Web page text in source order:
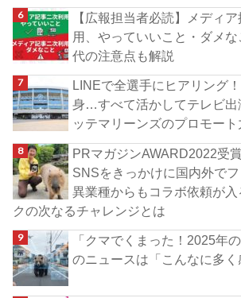
【広報担当者必読】メディ
用、やっていいこと・ダメ
代の注意点も解説
LINEで全選手にヒアリング
身…すべて活かしてテレビ出
ッテマリーンズのプロモート
PRマガジンAWARD2022受
SNSをきっかけに国内外で
異業種からもコラボ依頼が
クの次なるチャレンジとは
「クマでくまった！2025年
のニュースは「こんなに多